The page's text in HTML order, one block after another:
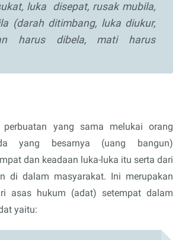
luka disepat, rusak mubila,
(darah ditimbang, luka diukur,
harus dibela, mati harus
perbuatan yang sama melukai orang
yang besarnya (uang bangun)
dan keadaan luka-luka itu serta dari
di dalam masyarakat. Ini merupakan
asas hukum (adat) setempat dalam
yaitu: